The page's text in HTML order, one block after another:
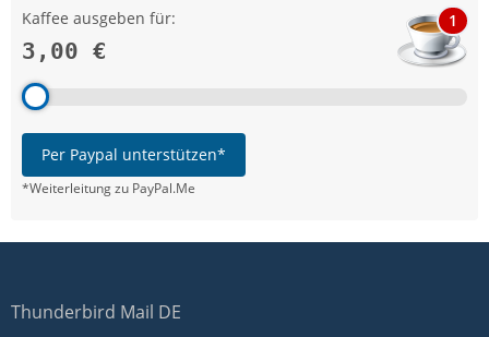
Kaffee ausgeben für:
3,00 €
1
Per Paypal unterstützen*
*Weiterleitung zu PayPal.Me
Thunderbird Mail DE